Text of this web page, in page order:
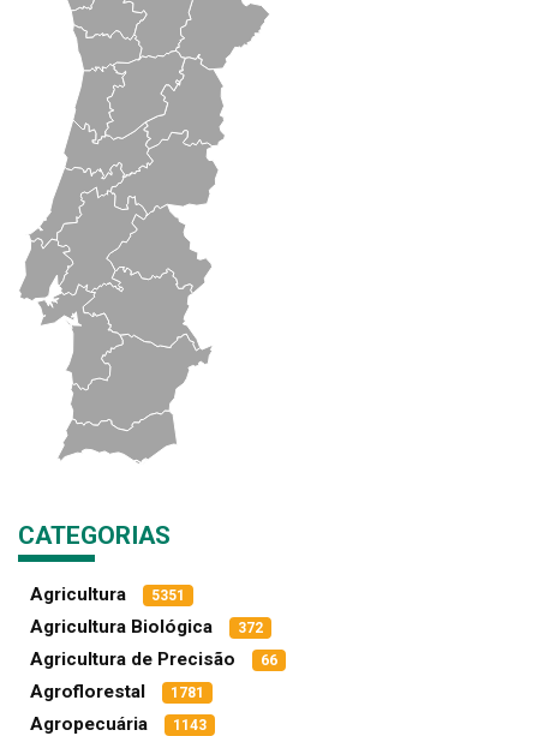
CATEGORIAS
Agricultura 5351
Agricultura Biológica 372
Agricultura de Precisão 66
Agroflorestal 1781
Agropecuária 1143